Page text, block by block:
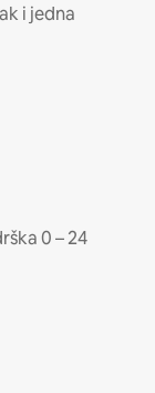
i jedna
0 – 24